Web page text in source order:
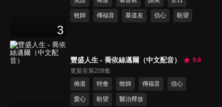
3
牧師 傳福音 慕道友 信心 盼望
豐盛人生 - 喬依絲邁爾（中文配音）
9.8
更新至第209集
佈道
特會 牧師 傳福音 信心
愛心 盼望 醫治釋放